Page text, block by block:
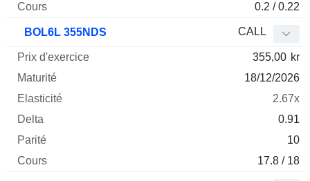
0.2 / 0.22
BOL6L 355NDS CALL
355,00 kr
18/12/2026
2.67x
0.91
10
17.8 / 18